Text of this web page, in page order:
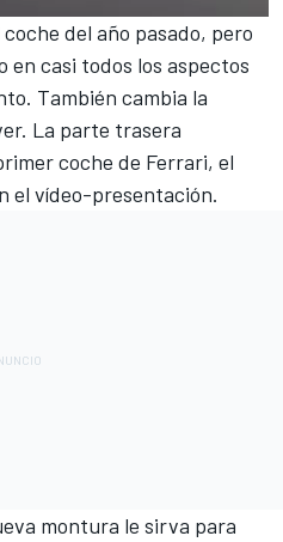
del año pasado, pero
casi todos los aspectos
También cambia la
La parte trasera
coche de Ferrari, el
el vídeo-presentación.
montura le sirva para